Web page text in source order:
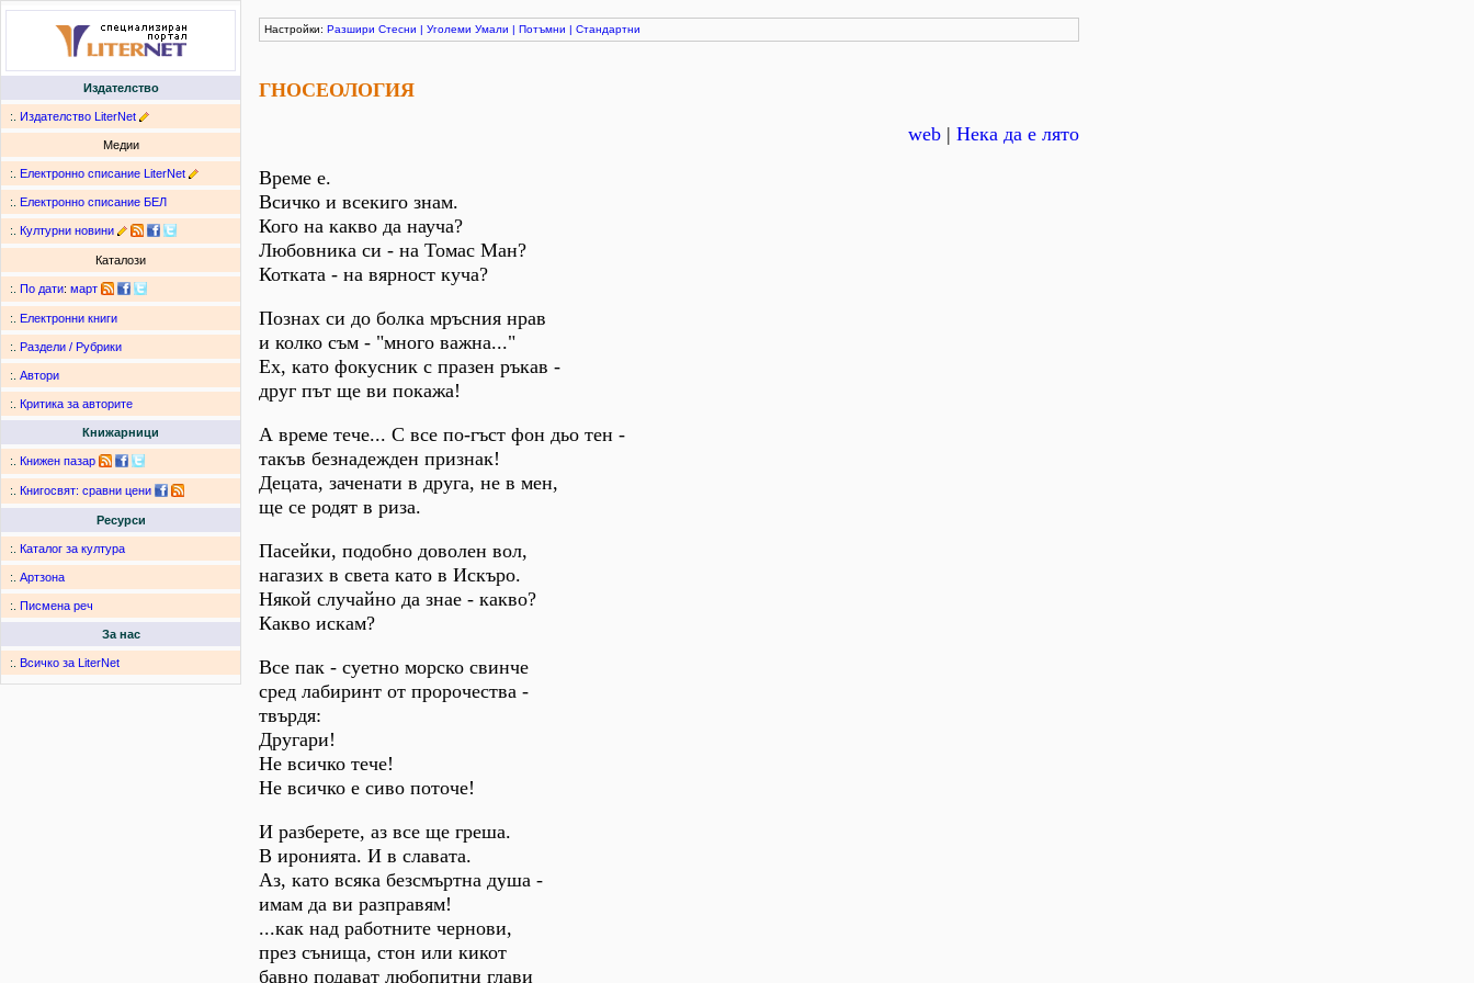
Издателство
:. Издателство LiterNet
Медии
:. Електронно списание LiterNet
:. Електронно списание БЕЛ
:. Културни новини
Каталози
:. По дати: март
:. Електронни книги
:. Раздели / Рубрики
:. Автори
:. Критика за авторите
Книжарници
:. Книжен пазар
:. Книгосвят: сравни цени
Ресурси
:. Каталог за култура
:. Артзона
:. Писмена реч
За нас
:. Всичко за LiterNet
Настройки: Разшири Стесни | Уголеми Умали | Потъмни | Стандартни
ГНОСЕОЛОГИЯ
web | Нека да е лято
Време е.
Всичко и всекиго знам.
Кого на какво да науча?
Любовника си - на Томас Ман?
Котката - на вярност куча?
Познах си до болка мръсния нрав
и колко съм - "много важна..."
Ех, като фокусник с празен ръкав -
друг път ще ви покажа!
А време тече... С все по-гъст фон дьо тен -
такъв безнадежден признак!
Децата, заченати в друга, не в мен,
ще се родят в риза.
Пасейки, подобно доволен вол,
нагазих в света като в Искъро.
Някой случайно да знае - какво?
Какво искам?
Все пак - суетно морско свинче
сред лабиринт от пророчества -
твърдя:
Другари!
Не всичко тече!
Не всичко е сиво поточе!
И разберете, аз все ще греша.
В иронията. И в славата.
Аз, като всяка безсмъртна душа -
имам да ви разправям!
...как над работните чернови,
през сънища, стон или кикот
бавно подават любопитни глави